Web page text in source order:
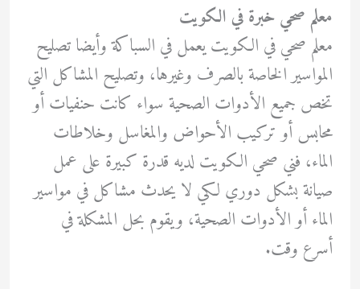
معلم صحي خبرة في الكويت
معلم صحي في الكويت يعمل في السباكة وأيضا تصليح
المواسير الخاصة بالصرف وغيرها، وتصليح المشاكل التي
تخص جميع الأدوات الصحية سواء كانت حنفيات أو
محابس أو تركيب الأحواض والمغاسل وخلاطات
الماء، فني صحي الكويت لديه قدرة كبيرة على عمل
صيانة بشكل دوري لكي لا يحدث مشاكل في مواسير
الماء أو الأدوات الصحية، ويقوم بحل المشكلة في
أسرع وقت.